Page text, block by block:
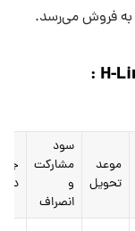
موعد
تحویل
سود
مشارکت
و
انصراف